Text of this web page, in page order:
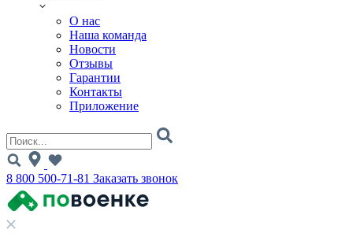
О нас
Наша команда
Новости
Отзывы
Гарантии
Контакты
Приложение
8 800 500-71-81 Заказать звонок